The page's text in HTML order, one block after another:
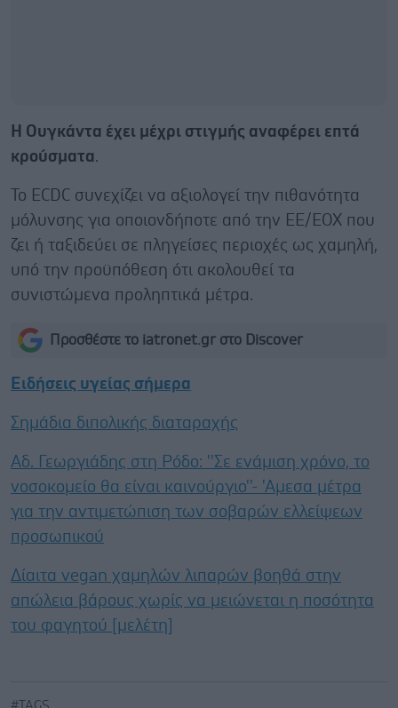
Η Ουγκάντα ​​έχει μέχρι στιγμής αναφέρει επτά
κρούσματα.
Το ECDC συνεχίζει να αξιολογεί την πιθανότητα
μόλυνσης για οποιονδήποτε από την ΕΕ/ΕΟΧ που
ζει ή ταξιδεύει σε πληγείσες περιοχές ως χαμηλή,
υπό την προϋπόθεση ότι ακολουθεί τα
συνιστώμενα προληπτικά μέτρα.
Προσθέστε το iatronet.gr στο Discover
Ειδήσεις υγείας σήμερα
Σημάδια διπολικής διαταραχής
Αδ. Γεωργιάδης στη Ρόδο: ''Σε ενάμιση χρόνο, το
νοσοκομείο θα είναι καινούργιο''- 'Αμεσα μέτρα
για την αντιμετώπιση των σοβαρών ελλείψεων
προσωπικού
Δίαιτα vegan χαμηλών λιπαρών βοηθά στην
απώλεια βάρους χωρίς να μειώνεται η ποσότητα
του φαγητού [μελέτη]
#TAGS